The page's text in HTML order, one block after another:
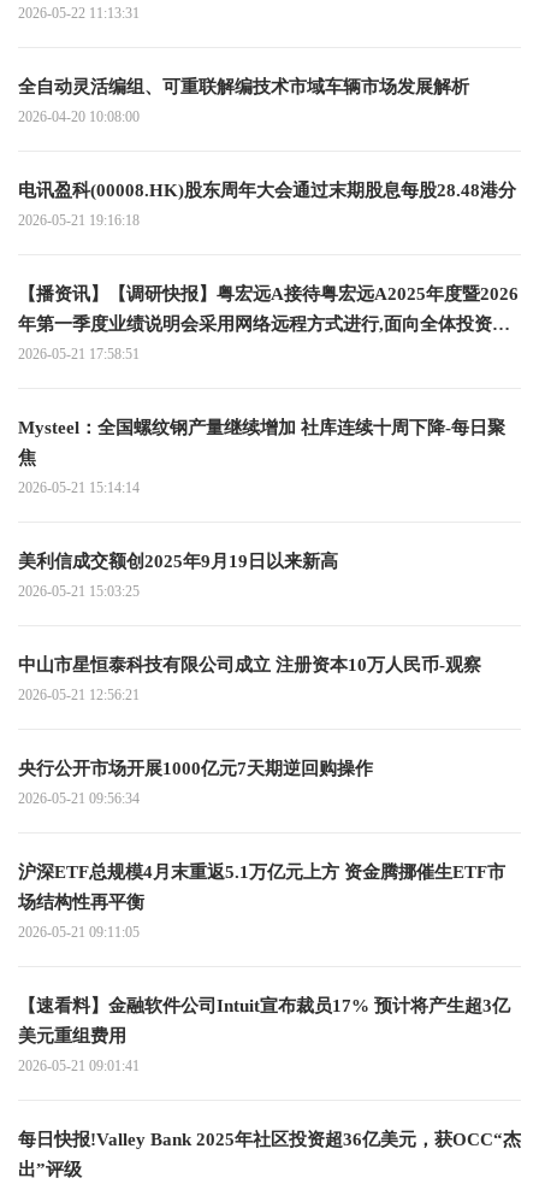
2026-05-22 11:13:31
全自动灵活编组、可重联解编技术市域车辆市场发展解析
2026-04-20 10:08:00
电讯盈科(00008.HK)股东周年大会通过末期股息每股28.48港分
2026-05-21 19:16:18
【播资讯】【调研快报】粤宏远A接待粤宏远A2025年度暨2026
年第一季度业绩说明会采用网络远程方式进行,面向全体投资者
调研
2026-05-21 17:58:51
Mysteel：全国螺纹钢产量继续增加 社库连续十周下降-每日聚
焦
2026-05-21 15:14:14
美利信成交额创2025年9月19日以来新高
2026-05-21 15:03:25
中山市星恒泰科技有限公司成立 注册资本10万人民币-观察
2026-05-21 12:56:21
央行公开市场开展1000亿元7天期逆回购操作
2026-05-21 09:56:34
沪深ETF总规模4月末重返5.1万亿元上方 资金腾挪催生ETF市
场结构性再平衡
2026-05-21 09:11:05
【速看料】金融软件公司Intuit宣布裁员17% 预计将产生超3亿
美元重组费用
2026-05-21 09:01:41
每日快报!Valley Bank 2025年社区投资超36亿美元，获OCC“杰
出”评级